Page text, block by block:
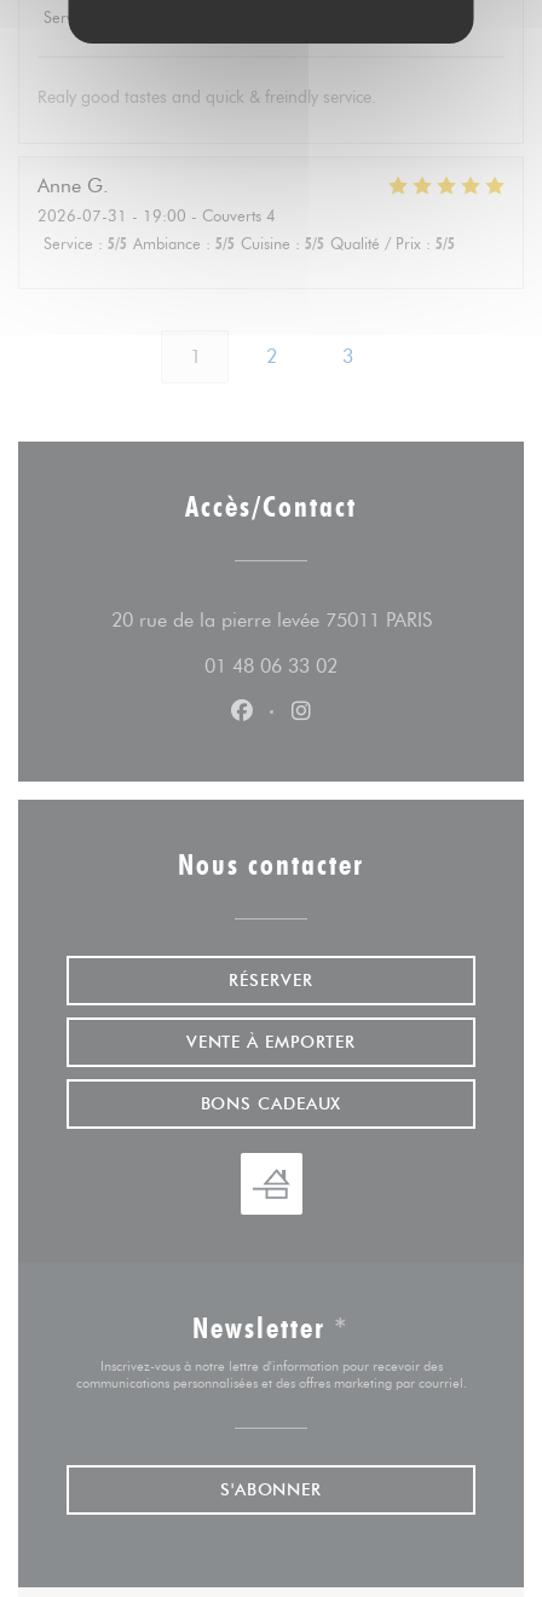
Service
Realy good tastes and quick & freindly service.
Anne G
2026-07-31 - 19:00 - Couverts 4
Service : 5/5 Ambiance : 5/5 Cuisine : 5/5 Qualité / Prix : 5/5
1 2 3
Accès/Contact
20 rue de la pierre levée 75011 PARIS((ouvre une
01 48 06 33 02
Facebook ((ouvre une nouvelle
Instagram ((ouvre une
Nous contacter
RÉSERVER
VENTE À EMPORTER
BONS CADEAUX
Newsletter *
Inscrivez-vous à notre lettre d'information pour recevoir des
communications personnalisées et des offres marketing par courriel.
S'ABONNER